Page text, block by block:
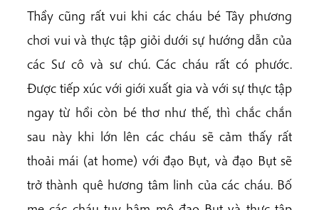
Thầy cũng rất vui khi các cháu bé Tây phương
chơi vui và thực tập giỏi dưới sự hướng dẫn của
các Sư cô và sư chú. Các cháu rất có phước.
Được tiếp xúc với giới xuất gia và với sự thực tập
ngay từ hồi còn bé thơ như thế, thì chắc chắn
sau này khi lớn lên các cháu sẽ cảm thấy rất
thoải mái (at home) với đạo Bụt, và đạo Bụt sẽ
trở thành quê hương tâm linh của các cháu. Bố